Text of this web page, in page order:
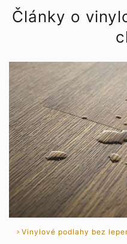
Články o
Vinylové podlahy bez